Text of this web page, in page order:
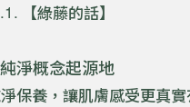
【綠藤的話】
淨概念起源地
保養，讓肌膚感受更真